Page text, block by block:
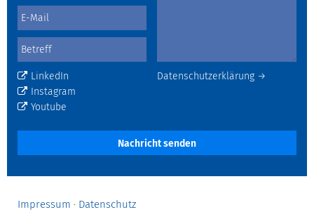
Datenschutzerklärung →
LinkedIn
Instagram
Youtube
Nachricht senden
Impressum · Datenschutz